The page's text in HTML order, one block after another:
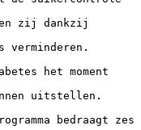
zij dankzij
het moment
uitstellen.
bedraagt zes